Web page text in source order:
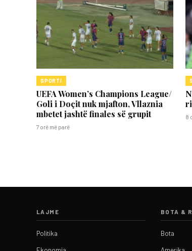
SPORTI
UEFA Women’s Champions League/
Goli i Doçit nuk mjafton, Vllaznia
mbetet jashtë finales së grupit
7 orë më parë
8
LAJME
Politika
BOTA &
Bota